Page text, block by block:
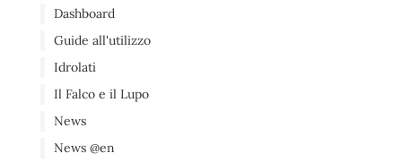
Dashboard
Guide all'utilizzo
Idrolati
Il Falco e il Lupo
News
News @en